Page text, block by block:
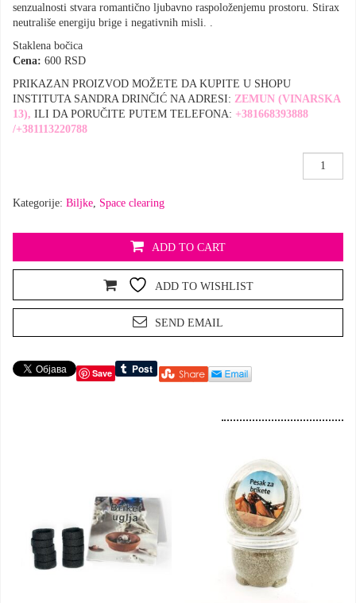
senzualnosti stvara romantično ljubavno raspoloženjemu prostoru. Stirax
neutrališe energiju brige i negativnih misli. .
Staklena bočica
Cena: 600 RSD
PRIKAZAN PROIZVOD MOŽETE DA KUPITE U SHOPU
INSTITUTA SANDRA DRINČIĆ NA ADRESI: ZEMUN (VINARSKA
13), ILI DA PORUČITE PUTEM TELEFONA: +381668393888
/+381113220788
Space
Kategorije: Biljke, Space clearing
ADD TO CART
ADD TO WISHLIST
SEND EMAIL
Save